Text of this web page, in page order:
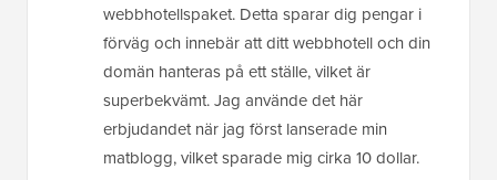
webbhotellspaket. Detta sparar dig pengar i
förväg och innebär att ditt webbhotell och din
domän hanteras på ett ställe, vilket är
superbekvämt. Jag använde det här
erbjudandet när jag först lanserade min
matblogg, vilket sparade mig cirka 10 dollar.